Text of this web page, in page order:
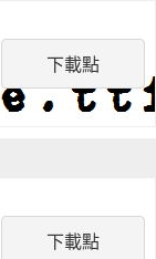
下載點
下載點